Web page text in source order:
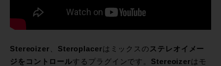
Stereoizer Steroplacerはミックスの ステレオイメー
ジをコントロールするプラグインです。 Stereoizerはモ